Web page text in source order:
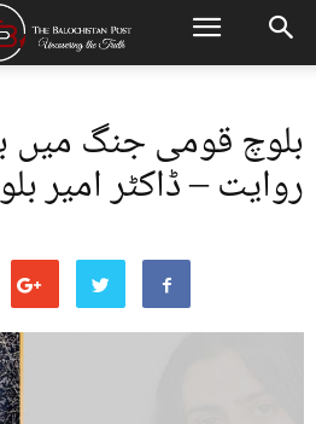
بلوچ قومی جنگ میں
روایت – ڈاکٹر امیر